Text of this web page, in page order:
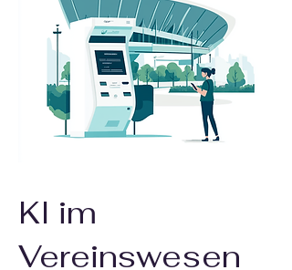
KI im
Vereinswesen